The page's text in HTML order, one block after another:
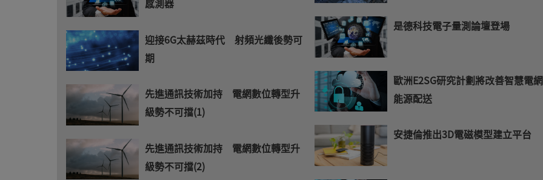
感測器
迎接6G太赫茲時代 射頻光纖後勢可
期
先進通訊技術加持 電網數位轉型升
級勢不可擋(1)
先進通訊技術加持 電網數位轉型升
級勢不可擋(2)
是德科技電子量測論壇登場
歐洲E2SG研究計劃將改善智慧電
能源配送
安捷倫推出3D電磁模型建立平台